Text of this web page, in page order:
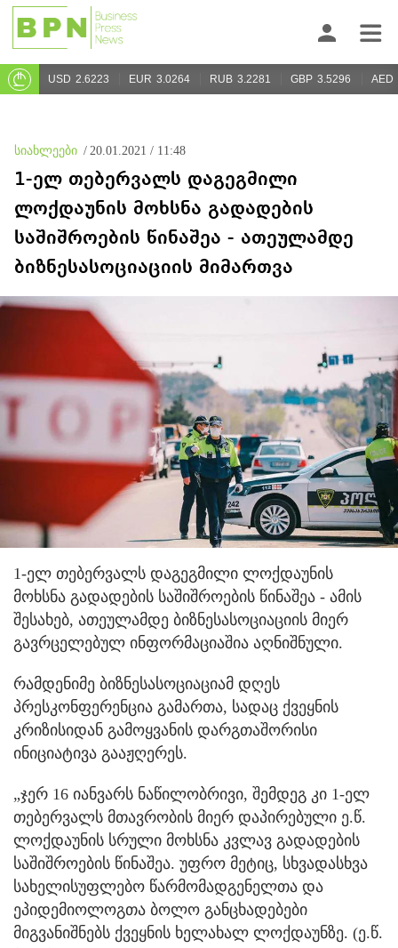
USD 2.6223 EUR 3.0264 RUB 3.2281 GBP 3.5296 AED
სიახლეები / 20.01.2021 / 11:48
1-ელ თებერვალს დაგეგმილი
ლოქდაუნის მოხსნა გადადების
საშიშროების წინაშეა - ათეულამდე
ბიზნესასოციაციის მიმართვა
1-ელ თებერვალს დაგეგმილი ლოქდაუნის
მოხსნა გადადების საშიშროების წინაშეა - ამის
შესახებ, ათეულამდე ბიზნესასოციაციის მიერ
გავრცელებულ ინფორმაციაშია აღნიშნული.
რამდენიმე ბიზნესასოციაციამ დღეს
პრესკონფერენცია გამართა, სადაც ქვეყნის
კრიზისიდან გამოყვანის დარგთაშორისი
ინიციატივა გააჟღერეს.
„ჯერ 16 იანვარს ნაწილობრივი, შემდეგ კი 1-ელ
თებერვალს მთავრობის მიერ დაპირებული ე.წ.
ლოქდაუნის სრული მოხსნა კვლავ გადადების
საშიშროების წინაშეა. უფრო მეტიც, სხვადასხვა
სახელისუფლებო წარმომადგენელთა და
ეპიდემიოლოგთა ბოლო განცხადებები
მიგვანიშნებს ქვეყნის ხელახალ ლოქდაუნზე. (ე.წ.